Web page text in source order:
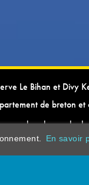
Le Bihan et Divy
de breton et
brezhoneg ha
En savoir